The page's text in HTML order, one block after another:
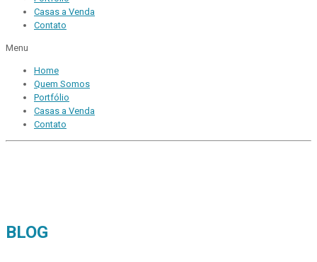
Casas a Venda
Contato
Menu
Home
Quem Somos
Portfólio
Casas a Venda
Contato
BLOG